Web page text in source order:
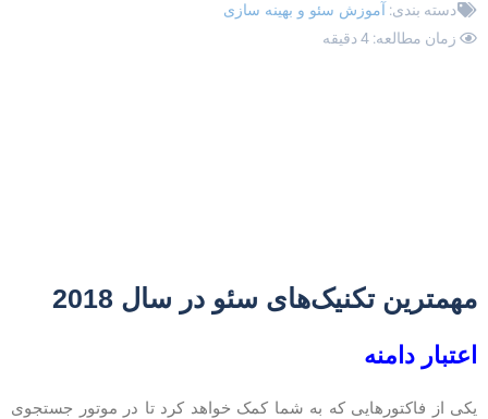
دسته بندی:آموزش سئو و بهینه سازی
زمان مطالعه: 4 دقیقه
تکنیک‌های سئو در سال 2018
دامنه
از فاکتورهایی که به شما کمک خواهد کرد تا در موتور جستجوی